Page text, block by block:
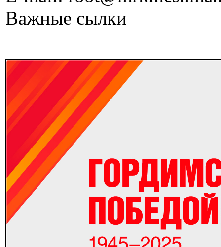
Важные сылки